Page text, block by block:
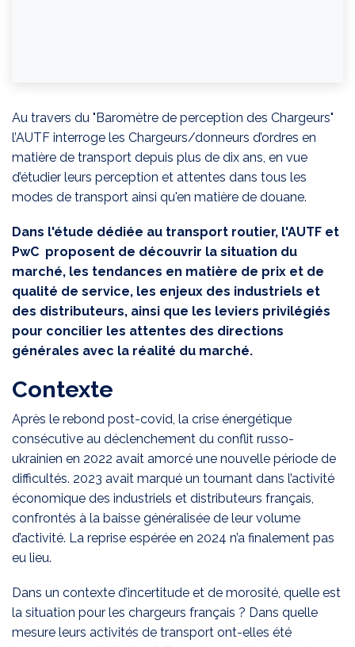
Au travers du "Baromètre de perception des Chargeurs"
l’AUTF interroge les Chargeurs/donneurs d’ordres en
matière de transport depuis plus de dix ans, en vue
d’étudier leurs perception et attentes dans tous les
modes de transport ainsi qu'en matière de douane.
Dans l'étude dédiée au transport routier, l'AUTF et
PwC proposent de découvrir la situation du
marché, les tendances en matière de prix et de
qualité de service, les enjeux des industriels et
des distributeurs, ainsi que les leviers privilégiés
pour concilier les attentes des directions
générales avec la réalité du marché.
Contexte
Après le rebond post-covid, la crise énergétique
consécutive au déclenchement du conflit russo-
ukrainien en 2022 avait amorcé une nouvelle période de
difficultés. 2023 avait marqué un tournant dans l’activité
économique des industriels et distributeurs français,
confrontés à la baisse généralisée de leur volume
d’activité. La reprise espérée en 2024 n’a finalement pas
eu lieu.
Dans un contexte d’incertitude et de morosité, quelle est
la situation pour les chargeurs français ? Dans quelle
mesure leurs activités de transport ont-elles été